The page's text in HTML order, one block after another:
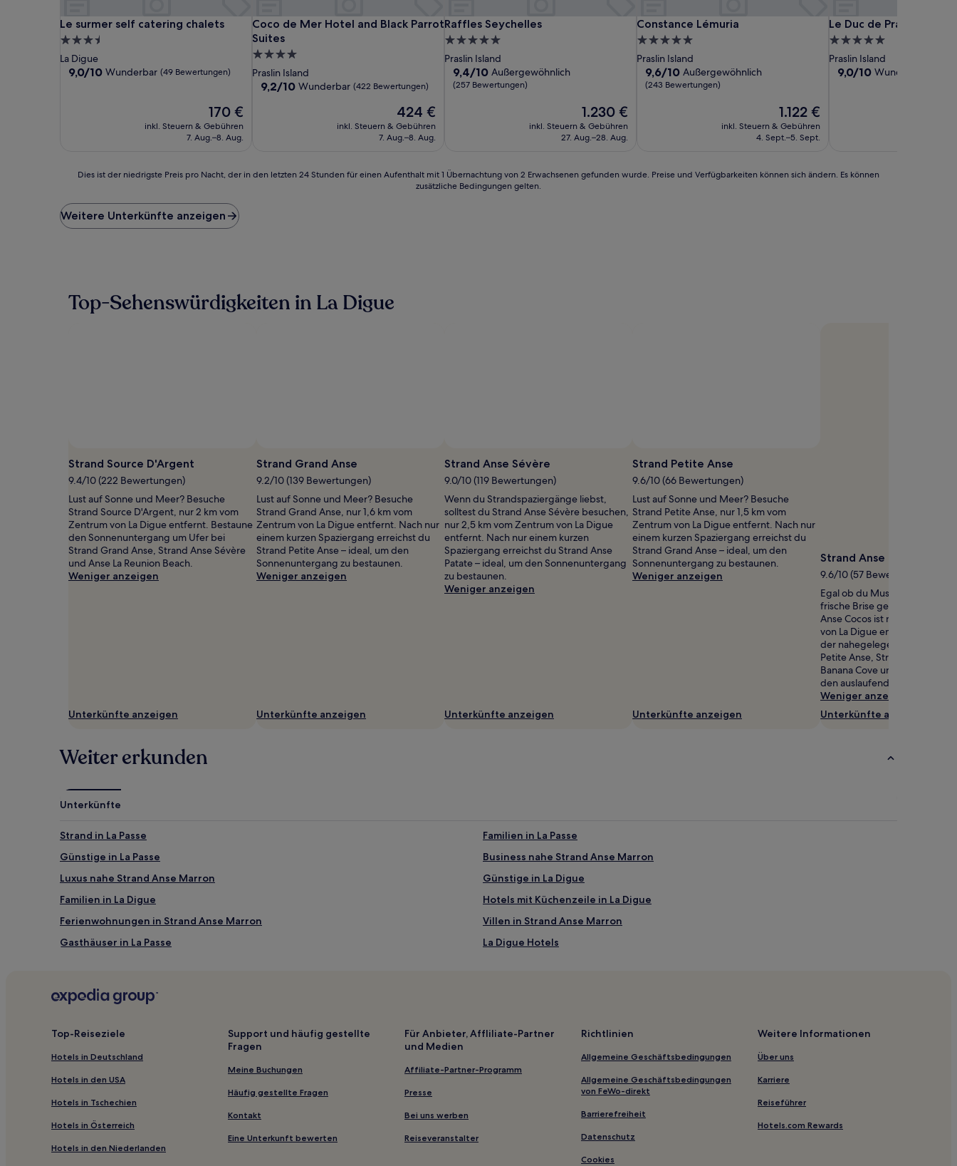
Le surmer self catering chalets
Le surmer self catering chalets
3.5-
Sterne-
Unterkunft
La Digue
9.0
9,0/10 Wunderbar (49 Bewertungen)
Der
Preis
beträgt
170 €
inkl. Steuern & Gebühren
7. Aug.–8. Aug.
Coco de Mer Hotel and Black Parrot
Suites
Coco de Mer Hotel and Black Parrot Suites
4.0-
Sterne-
Unterkunft
Praslin Island
9.2
9,2/10 Wunderbar (422 Bewertungen)
Der
Preis
beträgt
424 €
inkl. Steuern & Gebühren
7. Aug.–8. Aug.
Raffles Seychelles
Raffles Seychelles
5.0-
Sterne-
Unterkunft
Praslin Island
9.4
von
9,4/10 Außergewöhnlich
(257 Bewertungen)
Der
Preis
beträgt
1.230 €
inkl. Steuern & Gebühren
27. Aug.–28. Aug.
Constance Lémuria
Constance Lémuria
5.0-
Sterne-
Unterkunft
Praslin Island
9.6
von
9,6/10 Außergewöhnlich
(243 Bewertungen)
Der
Preis
beträgt
1.122 €
inkl. Steuern & Gebühren
4. Sept.–5. Sept.
Le Duc de Praslin
Le Duc de Praslin
5.0-
Sterne-
Unterkunft
Praslin Island
9.0
9,0/10 Wunderbar
der
niedrigste
Preis
letzten
24 Stunden
und
Verfügbarkeiten
können
sich
ändern.
können
zusätzliche
Bedingungen
gelten.
Dies ist der niedrigste Preis pro Nacht, der in den letzten 24 Stunden für einen Aufenthalt mit 1 Übernachtung von 2 Erwachsenen gefunden wurde. Preise und Verfügbarkeiten können sich ändern. Es können
zusätzliche Bedingungen gelten.
Weitere Unterkünfte anzeigen
Top-Sehenswürdigkeiten in La Digue
Foto
von
Petra
S
Strand Source D'Argent
9.4/10 (222 Bewertungen)
Lust auf Sonne und Meer? Besuche
Strand Source D'Argent, nur 2 km vom
Zentrum von La Digue entfernt. Bestaune
den Sonnenuntergang um Ufer bei
Strand Grand Anse, Strand Anse Sévère
und Anse La Reunion Beach.
Weniger anzeigen
Unterkünfte anzeigen
Strand Grand Anse
9.2/10 (139 Bewertungen)
Lust auf Sonne und Meer? Besuche
Strand Grand Anse, nur 1,6 km vom
Zentrum von La Digue entfernt. Nach nur
einem kurzen Spaziergang erreichst du
Strand Petite Anse – ideal, um den
Sonnenuntergang zu bestaunen.
Weniger anzeigen
Unterkünfte anzeigen
Strand Anse Sévère
9.0/10 (119 Bewertungen)
Wenn du Strandspaziergänge liebst,
solltest du Strand Anse Sévère besuchen,
nur 2,5 km vom Zentrum von La Digue
entfernt. Nach nur einem kurzen
Spaziergang erreichst du Strand Anse
Patate – ideal, um den Sonnenuntergang
zu bestaunen.
Weniger anzeigen
Unterkünfte anzeigen
Strand Petite Anse
9.6/10 (66 Bewertungen)
Lust auf Sonne und Meer? Besuche
Strand Petite Anse, nur 1,5 km vom
Zentrum von La Digue entfernt. Nach nur
einem kurzen Spaziergang erreichst du
Strand Grand Anse – ideal, um den
Sonnenuntergang zu bestaunen.
Weniger anzeigen
Unterkünfte anzeigen
Strand Anse Cocos
9.6/10 (57 Bewertungen)
Egal ob du Muscheln
frische Brise genießen
Anse Cocos ist nur 1,3 km
von La Digue entfernt.
der nahegelegenen Strände
Petite Anse, Strand Grand
Banana Cove und lass deine
den auslaufenden Wellen
Weniger anzeigen
Unterkünfte anzeigen
Weiter erkunden
Unterkünfte
Strand in La Passe
Familien in La Passe
Günstige in La Passe
Business nahe Strand Anse Marron
Luxus nahe Strand Anse Marron
Günstige in La Digue
Familien in La Digue
Hotels mit Küchenzeile in La Digue
Ferienwohnungen in Strand Anse Marron
Villen in Strand Anse Marron
Gasthäuser in La Passe
La Digue Hotels
Top-Reiseziele
Hotels in Deutschland
Hotels in den USA
Hotels in Tschechien
Hotels in Österreich
Hotels in den Niederlanden
Support und häufig gestellte
Fragen
Meine Buchungen
Häufig gestellte Fragen
Kontakt
Eine Unterkunft bewerten
Für Anbieter, Affliliate-Partner
und Medien
Affiliate-Partner-Programm
Presse
Bei uns werben
Reiseveranstalter
Richtlinien
Allgemeine Geschäftsbedingungen
Allgemeine Geschäftsbedingungen
von FeWo-direkt
Barrierefreiheit
Datenschutz
Cookies
Weitere Informationen
Über uns
Karriere
Reiseführer
Hotels.com Rewards